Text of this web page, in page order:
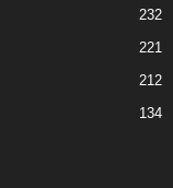
232
221
212
134